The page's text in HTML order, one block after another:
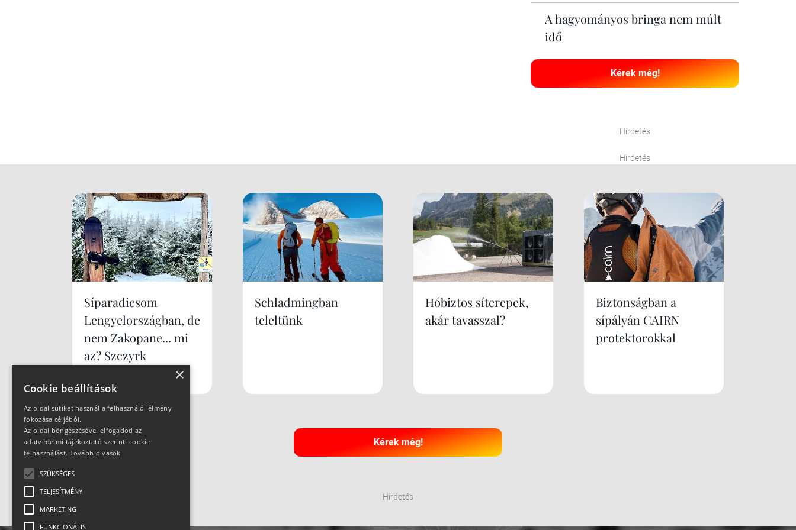
A hagyományos bringa nem múlt
idő
Kérek még!
Hirdetés
Hirdetés
Síparadicsom
Lengyelországban, de
nem Zakopane... mi
az? Szczyrk
Schladmingban
teleltünk
Hóbiztos síterepek,
akár tavasszal?
Biztonságban a
sípályán CAIRN
protektorokkal
Kérek még!
Hirdetés
×
Cookie beállítások
Az oldal sütiket használ a felhasználói élmény
fokozása céljából.
Az oldal böngészésével elfogadod az
adatvédelmi tájékoztató szerinti cookie
felhasználást. Tovább olvasok
SZÜKSÉGES
TELJESÍTMÉNY
MARKETING
FUNKCIONÁLIS